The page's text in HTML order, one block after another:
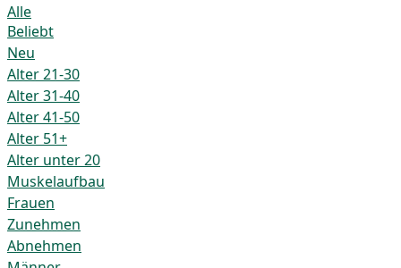
Alle
Beliebt
Neu
Alter 21-30
Alter 31-40
Alter 41-50
Alter 51+
Alter unter 20
Muskelaufbau
Frauen
Zunehmen
Abnehmen